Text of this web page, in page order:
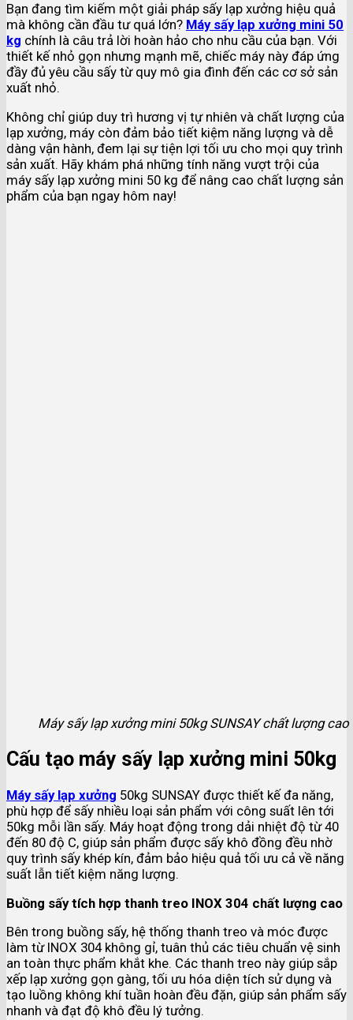
Bạn đang tìm kiếm một giải pháp sấy lạp xưởng hiệu quả
mà không cần đầu tư quá lớn? Máy sấy lạp xưởng mini 50
kg chính là câu trả lời hoàn hảo cho nhu cầu của bạn. Với
thiết kế nhỏ gọn nhưng mạnh mẽ, chiếc máy này đáp ứng
đầy đủ yêu cầu sấy từ quy mô gia đình đến các cơ sở sản
xuất nhỏ.
Không chỉ giúp duy trì hương vị tự nhiên và chất lượng của
lạp xưởng, máy còn đảm bảo tiết kiệm năng lượng và dễ
dàng vận hành, đem lại sự tiện lợi tối ưu cho mọi quy trình
sản xuất. Hãy khám phá những tính năng vượt trội của
máy sấy lạp xưởng mini 50 kg để nâng cao chất lượng sản
phẩm của bạn ngay hôm nay!
Máy sấy lạp xưởng mini 50kg SUNSAY chất lượng cao
Cấu tạo máy sấy lạp xưởng mini 50kg
Máy sấy lạp xưởng 50kg SUNSAY được thiết kế đa năng,
phù hợp để sấy nhiều loại sản phẩm với công suất lên tới
50kg mỗi lần sấy. Máy hoạt động trong dải nhiệt độ từ 40
đến 80 độ C, giúp sản phẩm được sấy khô đồng đều nhờ
quy trình sấy khép kín, đảm bảo hiệu quả tối ưu cả về năng
suất lẫn tiết kiệm năng lượng.
Buồng sấy tích hợp thanh treo INOX 304 chất lượng cao
Bên trong buồng sấy, hệ thống thanh treo và móc được
làm từ INOX 304 không gỉ, tuân thủ các tiêu chuẩn vệ sinh
an toàn thực phẩm khắt khe. Các thanh treo này giúp sắp
xếp lạp xưởng gọn gàng, tối ưu hóa diện tích sử dụng và
tạo luồng không khí tuần hoàn đều đặn, giúp sản phẩm sấy
nhanh và đạt độ khô đều lý tưởng.